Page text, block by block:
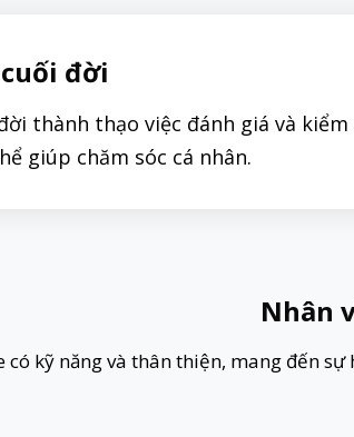
đời
thành thạo việc đánh giá và
giúp chăm sóc cá nhân.
Nhân
kỹ năng và thân thiện, mang đến sự